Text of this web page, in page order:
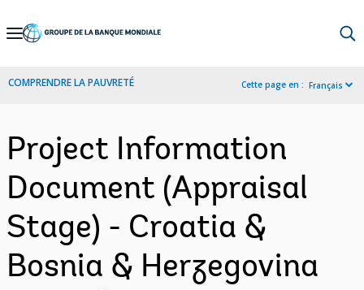
Skip
Navigation
COMPRENDRE LA PAUVRETÉ Cette page en : Français
Project Information
Document (Appraisal
Stage) - Croatia &
Bosnia & Herzegovina